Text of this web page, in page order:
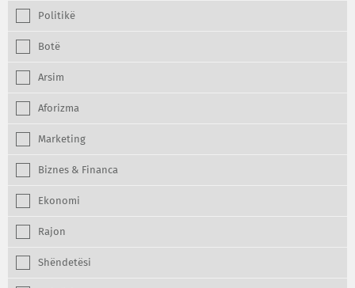
Politikë
Botë
Arsim
Aforizma
Marketing
Biznes & Financa
Ekonomi
Rajon
Shëndetësi